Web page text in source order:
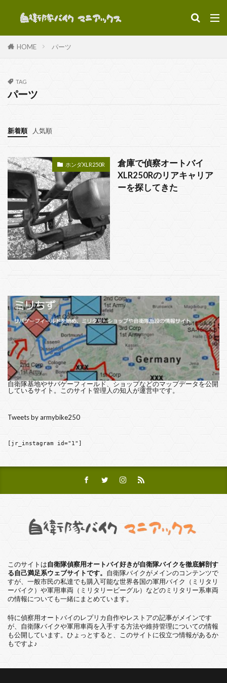
HOME パーツ
TAG
パーツ
新着順 人気順
ホンダXLR250R
倉庫で偵察オートバイ
XLR250Rのリアキャリア
ーを探してきた
自衛隊基地やサバゲーフィールド、ショップなどのマップデータを公開
しているサイト。このサイト管理人の知人が運営中です。
Tweets by armybike250
[jr_instagram id="1"]
このサイトは自衛隊偵察用オートバイ好きが自衛隊バイクを徹底解剖す
る自己満足系ウェブサイトです。 自衛隊バイクがメインのコンテンツで
すが、一般市民の私達でも購入可能な世界各国の軍用バイク（ミリタリ
ーバイク）や軍用車両（ミリタリービーグル）などのミリタリー系車両
の情報についても一緒にまとめています。
特に偵察用オートバイのレプリカ自作やレストアの記事がメインです
が、自衛隊バイクや軍用車両を入手する方法や維持管理についての情報
も公開しています。ひょっとすると、このサイトに役立つ情報があるか
もですよ♪
カテゴリー
タグ
KLX250
ミリタリーバイク
駐屯地
検索